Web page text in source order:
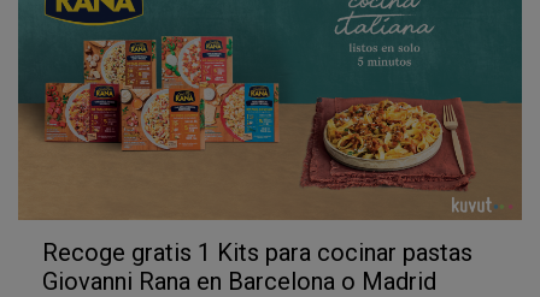
Recoge gratis 1 Kits para cocinar pastas
Giovanni Rana en Barcelona o Madrid